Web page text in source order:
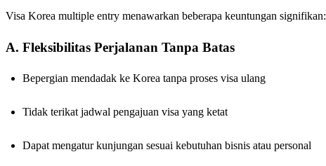
Visa Korea multiple entry menawarkan beberapa keuntungan signifikan:
A. Fleksibilitas Perjalanan Tanpa Batas
Bepergian mendadak ke Korea tanpa proses visa ulang
Tidak terikat jadwal pengajuan visa yang ketat
Dapat mengatur kunjungan sesuai kebutuhan bisnis atau personal